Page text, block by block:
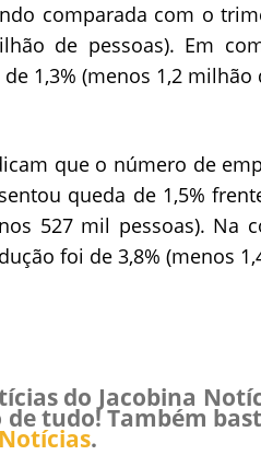
comparada com o
de pessoas). Em
1,3% (menos 1,2 milhão
que o número de
queda de 1,5%
527 mil pessoas). Na
foi de 3,8% (menos
do Jacobina
tudo! Também
.